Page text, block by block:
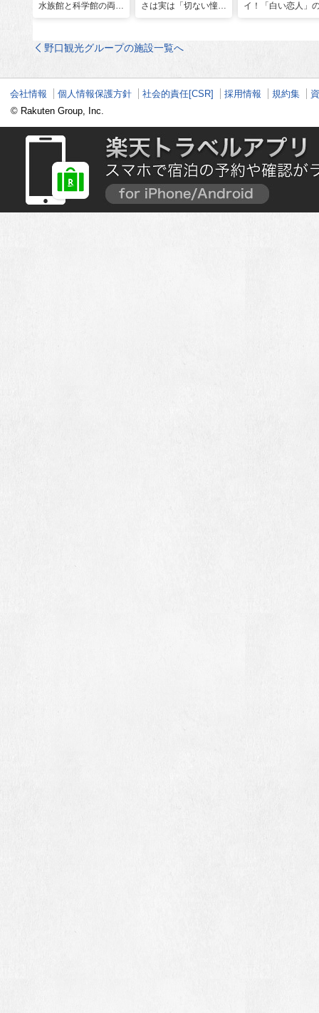
水族館と科学館の両方
さは実は「切ない憧
ツ
イ！「白い恋人」
野口観光グループの施設一覧へ
会社情報 個人情報保護方針 社会的責任[CSR] 採用情報 規約集
© Rakuten Group, Inc.